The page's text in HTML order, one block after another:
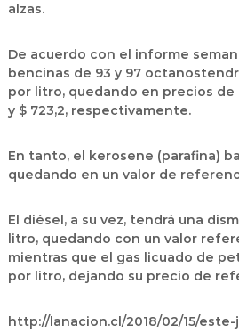
alzas.
De acuerdo con el informe
bencinas de 93 y 97 octanos
por litro, quedando en precios de
y $ 723,2, respectivamente.
En tanto, el kerosene (parafina)
quedando en un valor de
El diésel, a su vez, tendrá una
litro, quedando con un valor
mientras que el gas licuado de
por litro, dejando su precio de
http://lanacion.cl/2018/02/15/